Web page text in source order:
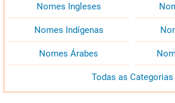
Nomes Ingleses
Nomes Indígenas
Nomes Árabes
Todas as Categorias